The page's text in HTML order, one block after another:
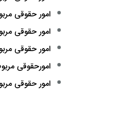
امور حقوقی
امور حقوقی
امور حقوقی
امورحقوقی
امور حقوقی